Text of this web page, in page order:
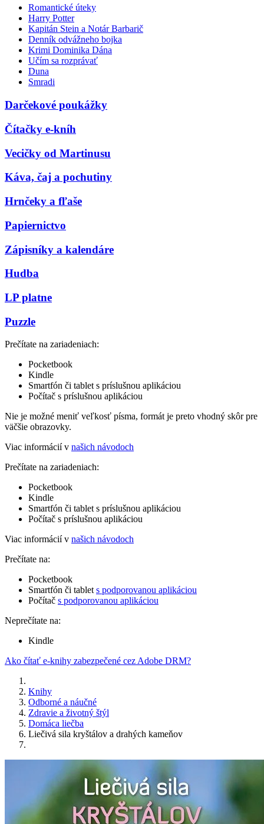
Romantické úteky
Harry Potter
Kapitán Stein a Notár Barbarič
Denník odvážneho bojka
Krimi Dominika Dána
Učím sa rozprávať
Duna
Smradi
Darčekové poukážky
Čítačky e-kníh
Vecičky od Martinusu
Káva, čaj a pochutiny
Hrnčeky a fľaše
Papiernictvo
Zápisníky a kalendáre
Hudba
LP platne
Puzzle
Prečítate na zariadeniach:
Pocketbook
Kindle
Smartfón či tablet s príslušnou aplikáciou
Počítač s príslušnou aplikáciou
Nie je možné meniť veľkosť písma, formát je preto vhodný skôr pre
väčšie obrazovky.
Viac informácií v našich návodoch
Prečítate na zariadeniach:
Pocketbook
Kindle
Smartfón či tablet s príslušnou aplikáciou
Počítač s príslušnou aplikáciou
Viac informácií v našich návodoch
Prečítate na:
Pocketbook
Smartfón či tablet s podporovanou aplikáciou
Počítač s podporovanou aplikáciou
Neprečítate na:
Kindle
Ako čítať e-knihy zabezpečené cez Adobe DRM?
Knihy
Odborné a náučné
Zdravie a životný štýl
Domáca liečba
Liečivá sila kryštálov a drahých kameňov